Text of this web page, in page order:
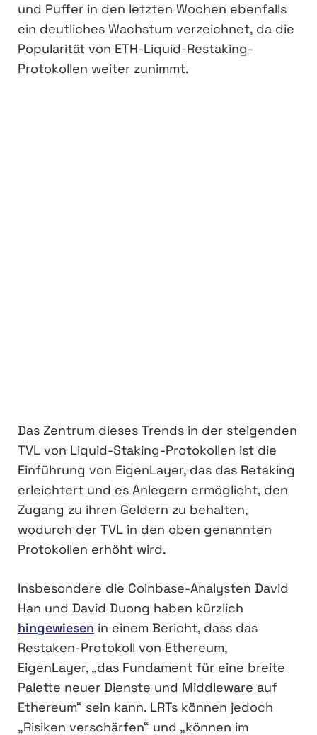
und Puffer in den letzten Wochen ebenfalls
ein deutliches Wachstum verzeichnet, da die
Popularität von ETH-Liquid-Restaking-
Protokollen weiter zunimmt.
Das Zentrum dieses Trends in der steigenden
TVL von Liquid-Staking-Protokollen ist die
Einführung von EigenLayer, das das Retaking
erleichtert und es Anlegern ermöglicht, den
Zugang zu ihren Geldern zu behalten,
wodurch der TVL in den oben genannten
Protokollen erhöht wird.
Insbesondere die Coinbase-Analysten David
Han und David Duong haben kürzlich
hingewiesen in einem Bericht, dass das
Restaken-Protokoll von Ethereum,
EigenLayer, „das Fundament für eine breite
Palette neuer Dienste und Middleware auf
Ethereum“ sein kann. LRTs können jedoch
„Risiken verschärfen“ und „können im